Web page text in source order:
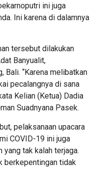
ini juga
Ini karena di dalamnya
tersebut dilakukan
Banyualit,
Bali. “Karena melibatkan
pecalangnya di sana
Kelian (Ketua) Dadia
Suadnyana Pasek.
pelaksanaan upacara
COVID-19 ini juga
tak kalah terjaga.
berkepentingan tidak